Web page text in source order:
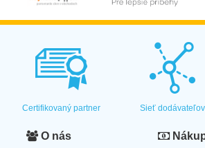
Certifikovaný partner Sieť dodávateľov
O nás